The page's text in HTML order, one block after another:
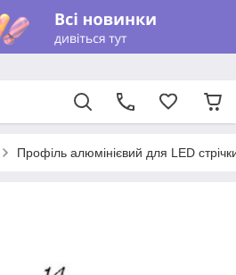
Профіль алюмінієвий для LED